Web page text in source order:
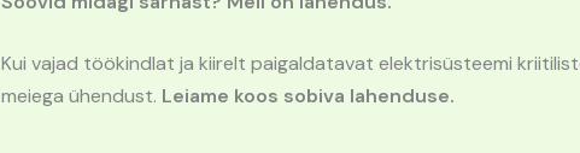
Kui vajad töökindlat ja kiirelt paigaldatavat elektrisüsteemi
meiega ühendust. Leiame koos sobiva lahenduse.